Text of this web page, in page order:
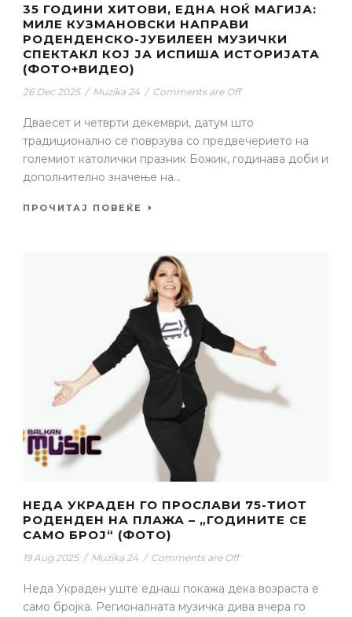
35 ГОДИНИ ХИТОВИ, ЕДНА НОЌ МАГИЈА:
МИЛЕ КУЗМАНОВСКИ НАПРАВИ
РОДЕНДЕНСКО-ЈУБИЛЕЕН МУЗИЧКИ
СПЕКТАКЛ КОЈ ЈА ИСПИША ИСТОРИЈАТА
(ФОТО+ВИДЕО)
26 Dec 2025 / Muzika 24 / Comments are Off
Дваесет и четврти декември, датум што
традиционално се поврзува со предвечерието на
големиот католички празник Божик, годинава доби и
дополнително значење на...
ПРОЧИТАЈ ПОВЕЌЕ
НЕДА УКРАДЕН ГО ПРОСЛАВИ 75-ТИОТ
РОДЕНДЕН НА ПЛАЖА – „ГОДИНИТЕ СЕ
САМО БРОЈ“ (ФОТО)
19 Aug 2025 / Muzika 24 / Comments are Off
Неда Украден уште еднаш покажа дека возраста е
само бројка. Регионалната музичка дива вчера го